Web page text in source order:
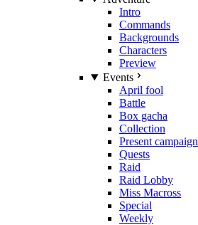
Intro
Commands
Backgrounds
Characters
Preview
Events
April fool
Battle
Box gacha
Collection
Present campaign
Quests
Raid
Raid Lobby
Miss Macross
Special
Weekly